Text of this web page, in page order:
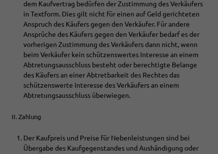
dem Kaufvertrag bedürfen der Zustimmung des Verkäufers
in Textform. Dies gilt nicht für einen auf Geld gerichteten
Anspruch des Käufers gegen den Verkäufer. Für andere
Ansprüche des Käufers gegen den Verkäufer bedarf es der
vorherigen Zustimmung des Verkäufers dann nicht, wenn
beim Verkäufer kein schützenswertes Interesse an einem
Abtretungsausschluss besteht oder berechtigte Belange
des Käufers an einer Abtretbarkeit des Rechtes das
schützenswerte Interesse des Verkäufers an einem
Abtretungsausschluss überwiegen.
II. Zahlung
Der Kaufpreis und Preise für Nebenleistungen sind bei
Übergabe des Kaufgegenstandes und Aushändigung oder